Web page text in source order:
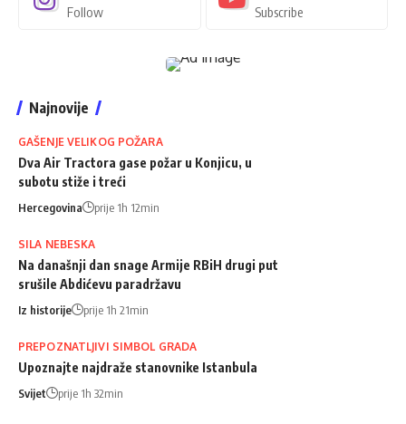
Follow Subscribe
Najnovije
GAŠENJE VELIKOG POŽARA
Dva Air Tractora gase požar u Konjicu, u
subotu stiže i treći
Hercegovina prije 1h 12min
SILA NEBESKA
Na današnji dan snage Armije RBiH drugi put
srušile Abdićevu paradržavu
Iz historije prije 1h 21min
PREPOZNATLJIVI SIMBOL GRADA
Upoznajte najdraže stanovnike Istanbula
Svijet prije 1h 32min